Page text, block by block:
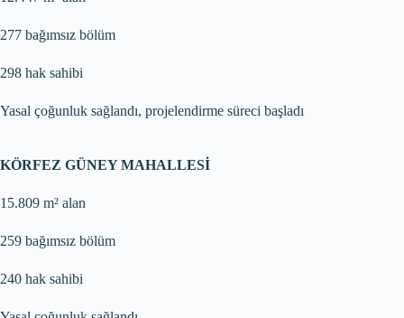
277 bağımsız bölüm
298 hak sahibi
Yasal çoğunluk sağlandı, projelendirme süreci başladı
KÖRFEZ GÜNEY MAHALLESİ
15.809 m² alan
259 bağımsız bölüm
240 hak sahibi